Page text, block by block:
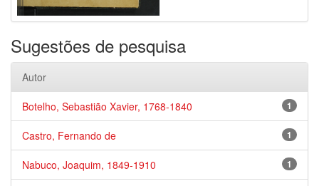
Sugestões de pesquisa
Autor
1
Botelho, Sebastião Xavier, 1768-1840
1
Castro, Fernando de
1
Nabuco, Joaquim, 1849-1910